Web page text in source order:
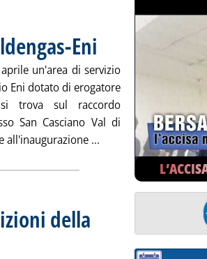
Eni . Pubblicata martedì 27 marzo
un'area di servizio
Eni dotato di erogatore
trova sul raccordo
San Casciano Val di
all'inaugurazione ... Leggi tutta la
della